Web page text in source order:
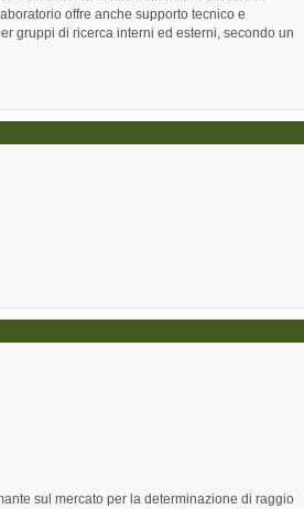
offre anche supporto tecnico e
gruppi di ricerca interni ed esterni, secondo un
sul mercato per la determinazione di raggio